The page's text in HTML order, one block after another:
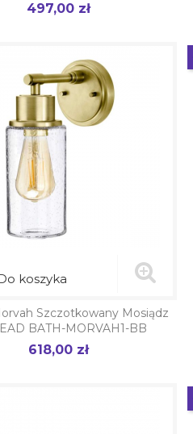
Cena
497,00 zł
koszyka
Szczotkowany Mosiądz
BATH-MORVAH1-BB
Cena
618,00 zł